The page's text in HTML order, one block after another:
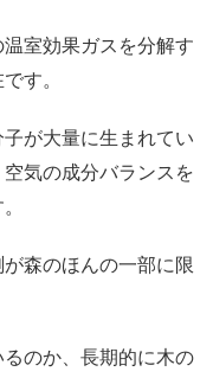
室効果ガスを分解す
す。
が大量に生まれてい
気の成分バランスを
森のほんの一部に限
のか、長期的に木の